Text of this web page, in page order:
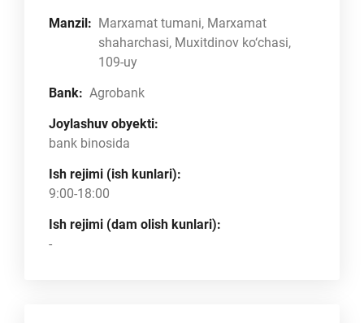
Manzil: Marxamat tumani, Marxamat
shaharchasi, Muxitdinov ko‘chasi,
109-uy
Bank: Agrobank
Joylashuv obyekti:
bank binosida
Ish rejimi (ish kunlari):
9:00-18:00
Ish rejimi (dam olish kunlari):
-